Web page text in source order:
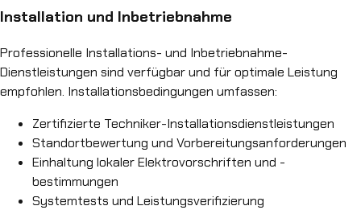
Installation und Inbetriebnahme
Professionelle Installations- und Inbetriebnahme-
Dienstleistungen sind verfügbar und für optimale Leistung
empfohlen. Installationsbedingungen umfassen:
Zertifizierte Techniker-Installationsdienstleistungen
Standortbewertung und Vorbereitungsanforderungen
Einhaltung lokaler Elektrovorschriften und -
bestimmungen
Systemtests und Leistungsverifizierung